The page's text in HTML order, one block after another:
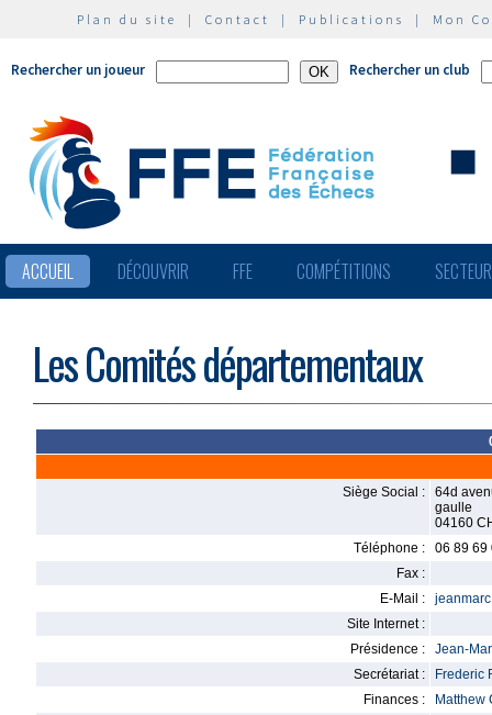
Plan du site | Contact | Publications | Mon
Rechercher un joueur Rechercher un club
ACCUEIL DÉCOUVRIR FFE COMPÉTITIONS
Les Comités départementaux
Siège Social :
64d
gaulle
04160
Téléphone :
06 89 69
Fax :
E-Mail :
Site Internet :
Présidence :
Jean-
Secrétariat :
Frederic
Finances :
Matthew